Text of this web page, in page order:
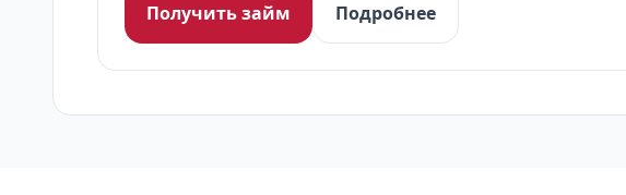
Получить займ Подробнее